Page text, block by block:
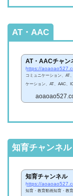
AT・AAC
AT・AACチャン
https://
コミュニケーション、AT
ケーション、AT、AAC、
知育チャンネル
知育チャンネル
https://
知育・教育動画知育・教